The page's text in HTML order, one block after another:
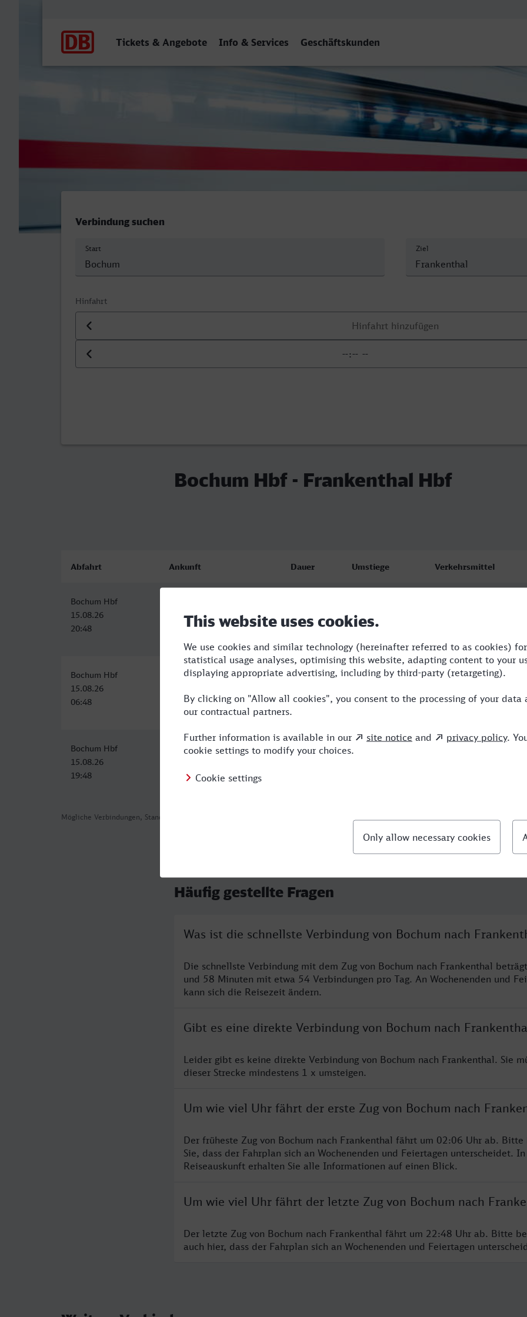
Tickets & Angebote Info & Services Geschäftskunden
Bochum Hbf - Frankenthal Hbf
Verbindung suchen
Start Ziel
Hinfahrt
Datum der Hinfahrt
Uhrzeit der Hinfahrt
Bochum Hbf - Frankenthal Hbf
Mögliche Verbindungen, Stand: 2026-08-01 02:54
Abfahrt Ankunft Dauer Umstiege Verkehrsmittel
Bochum Hbf
15.08.26
20:48
15.08.26
23:46
Bochum Hbf
15.08.26
06:48
Frankenthal Hbf
10:09
3:21 2 RE,ICE
Bochum Hbf
15.08.26
19:48
Frankenthal Hbf
01:27
5:39
Häufig gestellte Fragen
Was ist die schnellste Verbindung von Bochum nach
Die schnellste Verbindung mit dem Zug von Bochum nach Frankenthal
und 58 Minuten mit etwa 54 Verbindungen pro Tag. An Wochenenden und
kann sich die Reisezeit ändern.
Gibt es eine direkte Verbindung von Bochum nach
Leider gibt es keine direkte Verbindung von Bochum nach Frankenthal. Sie
dieser Strecke mindestens 1 x umsteigen.
Um wie viel Uhr fährt der erste Zug von Bochum nach
Der früheste Zug von Bochum nach Frankenthal fährt um 02:06 Uhr ab. Bitte
Sie, dass der Fahrplan sich an Wochenenden und Feiertagen unterscheidet.
Reiseauskunft erhalten Sie alle Informationen auf einen Blick.
Um wie viel Uhr fährt der letzte Zug von Bochum nach
Der letzte Zug von Bochum nach Frankenthal fährt um 22:48 Uhr ab. Bitte
auch hier, dass der Fahrplan sich an Wochenenden und Feiertagen